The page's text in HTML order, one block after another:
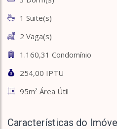
1 Suite(s)
2 Vaga(s)
1.160,31 Condomínio
254,00 IPTU
95m² Área Útil
Características do